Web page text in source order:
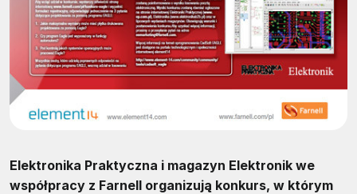
Elektronika Praktyczna i magazyn Elektronik we
współpracy z Farnell organizują konkurs, w którym